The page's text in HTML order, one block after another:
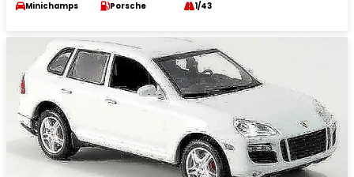
Minichamps Porsche 1/43